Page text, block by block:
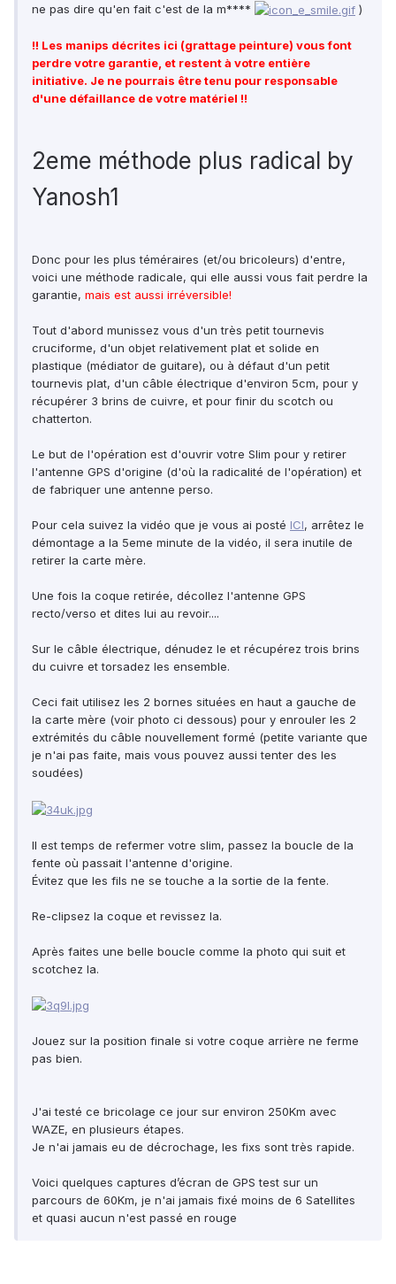
ne pas dire qu'en fait c'est de la m****
)
!! Les manips décrites ici (grattage peinture) vous font
perdre votre garantie, et restent à votre entière
initiative. Je ne pourrais être tenu pour responsable
d'une défaillance de votre matériel !!
2eme méthode plus radical by
Yanosh1
Donc pour les plus téméraires (et/ou bricoleurs) d'entre,
voici une méthode radicale, qui elle aussi vous fait perdre la
garantie, mais est aussi irréversible!
Tout d'abord munissez vous d'un très petit tournevis
cruciforme, d'un objet relativement plat et solide en
plastique (médiator de guitare), ou à défaut d'un petit
tournevis plat, d'un câble électrique d'environ 5cm, pour y
récupérer 3 brins de cuivre, et pour finir du scotch ou
chatterton.
Le but de l'opération est d'ouvrir votre Slim pour y retirer
l'antenne GPS d'origine (d'où la radicalité de l'opération) et
de fabriquer une antenne perso.
Pour cela suivez la vidéo que je vous ai posté ICI, arrêtez le
démontage a la 5eme minute de la vidéo, il sera inutile de
retirer la carte mère.
Une fois la coque retirée, décollez l'antenne GPS
recto/verso et dites lui au revoir....
Sur le câble électrique, dénudez le et récupérez trois brins
du cuivre et torsadez les ensemble.
Ceci fait utilisez les 2 bornes situées en haut a gauche de
la carte mère (voir photo ci dessous) pour y enrouler les 2
extrémités du câble nouvellement formé (petite variante que
je n'ai pas faite, mais vous pouvez aussi tenter des les
soudées)
Il est temps de refermer votre slim, passez la boucle de la
fente où passait l'antenne d'origine.
Évitez que les fils ne se touche a la sortie de la fente.
Re-clipsez la coque et revissez la.
Après faites une belle boucle comme la photo qui suit et
scotchez la.
Jouez sur la position finale si votre coque arrière ne ferme
pas bien.
J'ai testé ce bricolage ce jour sur environ 250Km avec
WAZE, en plusieurs étapes.
Je n'ai jamais eu de décrochage, les fixs sont très rapide.
Voici quelques captures d’écran de GPS test sur un
parcours de 60Km, je n'ai jamais fixé moins de 6 Satellites
et quasi aucun n'est passé en rouge